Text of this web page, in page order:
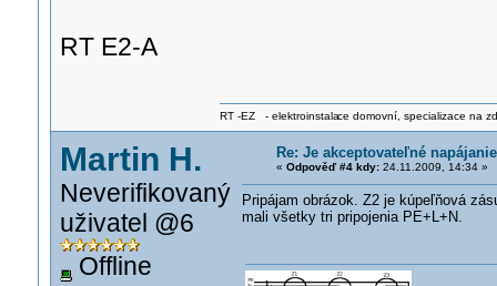
RT E2-A
RT -EZ - elektroinstalace domovní, specializace na
Martin H.
Neverifikovaný
uživatel @6
Offline
Re: Je akceptovateľné
« Odpověď #4 kdy:24.11.2009, 14:34 »
Pripájam obrázok. Z2 je kúpeľňová
mali všetky tri pripojenia PE+L+N.